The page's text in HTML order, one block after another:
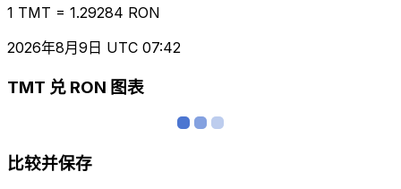
1 TMT = 1.29284 RON
2026年8月9日 UTC 07:42
TMT 兑 RON 图表
比较并保存